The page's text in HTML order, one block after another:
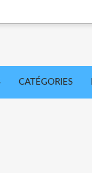
CATÉGORIES